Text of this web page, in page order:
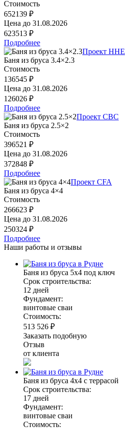
Стоимость
652139 ₽
Цена до 31.08.2026
623513 ₽
Подробнее
Проект HHE
Баня из бруса 3.4×2.3
Стоимость
136545 ₽
Цена до 31.08.2026
126026 ₽
Подробнее
Проект CBC
Баня из бруса 2.5×2
Стоимость
396521 ₽
Цена до 31.08.2026
372848 ₽
Подробнее
Проект CFA
Баня из бруса 4×4
Стоимость
266623 ₽
Цена до 31.08.2026
250324 ₽
Подробнее
Наши работы и отзывы
Баня из бруса 5х4 под ключ
Срок строительства:
12 дней
Фундамент:
винтовые сваи
Стоимость:
513 526 ₽
Заказать подобную
Отзыв
от клиента
Баня из бруса 4х4 с террасой
Срок строительства:
17 дней
Фундамент:
винтовые сваи
Стоимость: